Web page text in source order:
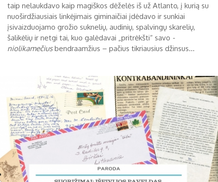
taip nelaukdavo kaip magiškos dėželės iš už Atlanto, į kurią su
nuoširdžiausiais linkėjimais giminaičiai įdėdavo ir sunkiai
įsivaizduojamo grožio suknelių, audinių, spalvingų skarelių,
šalikėlių ir netgi tai, kuo galėdavai „pritrėkšti“ savo -
niolikamečiusbendraamžius – pačius tikriausius džinsus...